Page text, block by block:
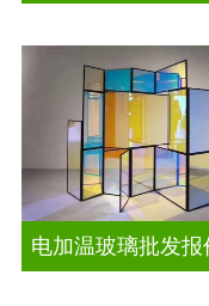
电加温玻璃批发报